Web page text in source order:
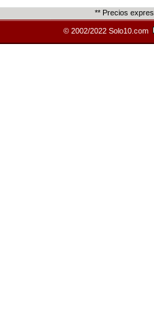
** Precios
© 2002/2022 Solo10.com